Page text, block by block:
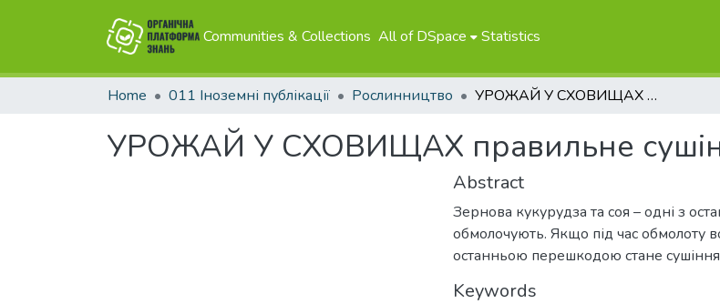
Communities & Collections All of DSpace Statistics
Home 011 Іноземні публікації Рослинництво УРОЖАЙ У СХОВИЩАХ правильне сушіння кукурудзи та сої
УРОЖАЙ У СХОВИЩАХ правильне
Abstract
Зернова кукурудза та соя – одні з
обмолочують. Якщо під час обмолоту
останньою перешкодою стане
Keywords